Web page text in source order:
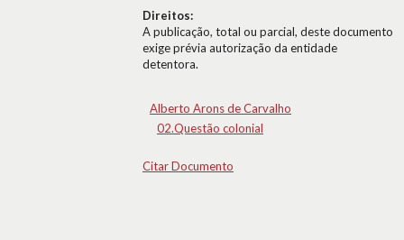
Direitos:
A publicação, total ou parcial, deste documento
exige prévia autorização da entidade
detentora.
Alberto Arons de Carvalho
02.Questão colonial
Citar Documento